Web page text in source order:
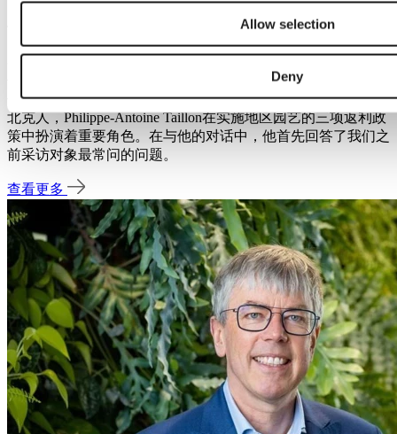
Allow selection
Deny
在本期“对话…”系列中，我们采访了Philippe-Antoine Taillon，
他是魁北克农业、渔业和食品部（MAPAQ）温室蔬菜和水果
作物的专家顾问。作为一名为魁北克种植者提供支持建议的魁
北克人，Philippe-Antoine Taillon在实施地区园艺的三项返利政
策中扮演着重要角色。在与他的对话中，他首先回答了我们之
前采访对象最常问的问题。
查看更多